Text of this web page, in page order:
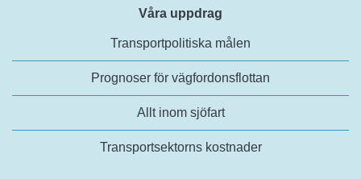
Våra uppdrag
Transportpolitiska målen
Prognoser för vägfordonsflottan
Allt inom sjöfart
Transportsektorns kostnader